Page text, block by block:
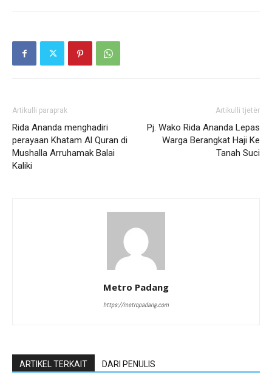
Artikulli paraprak
Rida Ananda menghadiri
perayaan Khatam Al Quran di
Mushalla Arruhamak Balai
Kaliki
Artikulli tjetër
Pj. Wako Rida Ananda Lepas
Warga Berangkat Haji Ke
Tanah Suci
Metro Padang
https://metropadang.com
ARTIKEL TERKAIT DARI PENULIS